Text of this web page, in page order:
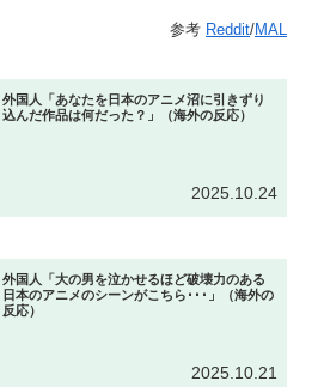
参考 Reddit/MAL
外国人「あなたを日本のアニメ沼に引きずり
込んだ作品は何だった？」（海外の反応）
2025.10.24
外国人「大の男を泣かせるほど破壊力のある
日本のアニメのシーンがこちら･･･」（海外の
反応）
2025.10.21